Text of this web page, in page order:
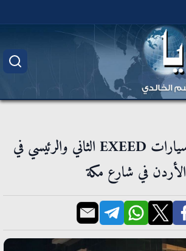
افتتاح معرض سيارات EXEED الثاني والرئيسي في
الأردن في شارع مكة